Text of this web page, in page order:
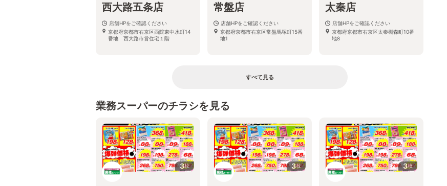
西大路五条店
店舗HPをご確認ください
京都府京都市右京区西院東中水町14
番地 西大路市営住宅１階
常盤店
店舗HPをご確認ください
京都府京都市右京区常盤馬塚町15番
地1
太秦店
店舗HPをご確認ください
京都府京都市右京区太秦棚森町10番
地8
すべて見る
業務スーパーのチラシを見る
3枚 3枚 3枚